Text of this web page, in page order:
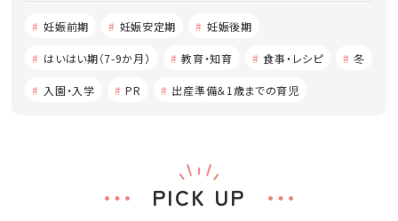
妊娠前期 妊娠安定期 妊娠後期
はいはい期（7-9か月） 教育・知育 食事・レシピ 冬
入園・入学 PR 出産準備＆1歳までの育児
PICK UP